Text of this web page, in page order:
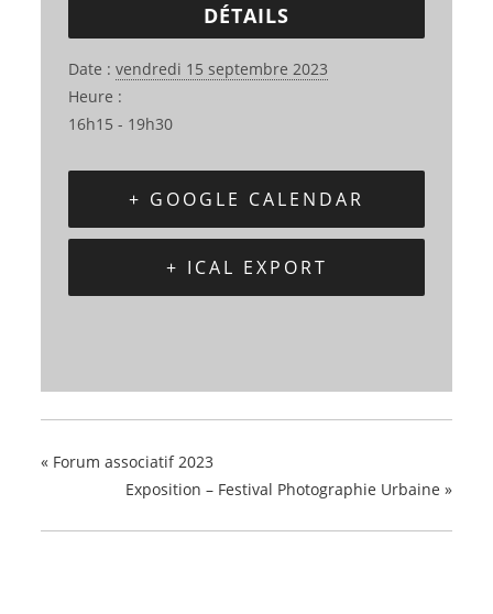
DÉTAILS
Date : vendredi 15 septembre 2023
Heure :
16h15 - 19h30
+ GOOGLE CALENDAR
+ ICAL EXPORT
« Forum associatif 2023
Exposition – Festival Photographie Urbaine »